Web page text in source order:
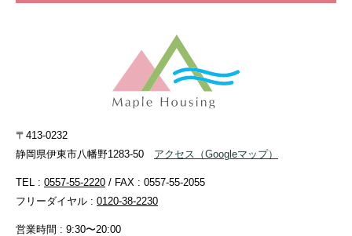
〒413-0232
静岡県伊東市八幡野1283-50
アクセス （Googleマップ）
TEL : 0557-55-2220 / FAX : 0557-55-2055
フリーダイヤル : 0120-38-2230
営業時間 : 9:30〜20:00